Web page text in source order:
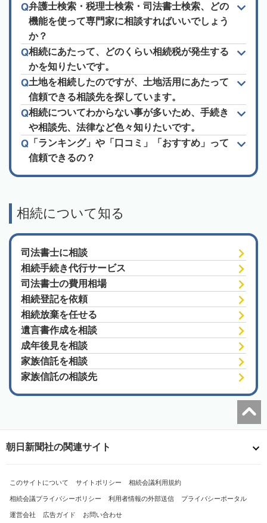
弁護士検索・税理士検索・司法書士検索、どの
機能を使って専門家に相談すればいいでしょう
か？
相続にあたって、どのくらい相続税が発生する
かを知りたいです。
土地を相続したのですが、土地活用にあたって
信頼できる相談先を探しています。
相続についてわからない事が多いため、手続き
や相談先、法律など色々知りたいです。
「ランキング」や「口コミ」「おすすめ」って
信頼できるの？
相続について知る
司法書士に相談
相続手続き代行サービス
司法書士の費用相場
相続登記を依頼
相続放棄を任せる
遺言書作成を相談
成年後見を相談
家族信託を相談
家族信託の相談先
朝日新聞社の関連サイト
このサイトについて サイトポリシー 相続会議利用規約
相続会議プライバシーポリシー 利用者情報の外部送信 プライバシーポータル
運営会社 広告ガイド お問い合わせ